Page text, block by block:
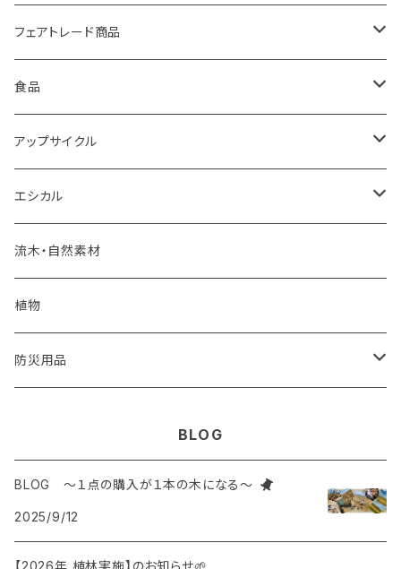
プ 50ｇ
プ 50g 食用
フェアトレード商品
バック
雑貨
食品
食品
モンゴル岩塩
調味料・食品
フェアトレード食品
アップサイクル
エコペーパー
PSペーパー
オリジナルカレンダー
海洋プラスチックごみ
コースター
植木鉢
建築廃材
ウッドボード
天然石
鍋敷き
ポーチ
廃材を使ったオリジナルインテリア
エシカル
炭
くり返し使えるエコアイテム
蜜蝋ラップ
知育ブロック
流木・自然素材
植物
防災用品
BLOG
BLOG ～１点の購入が１本の木になる～
2025/9/12